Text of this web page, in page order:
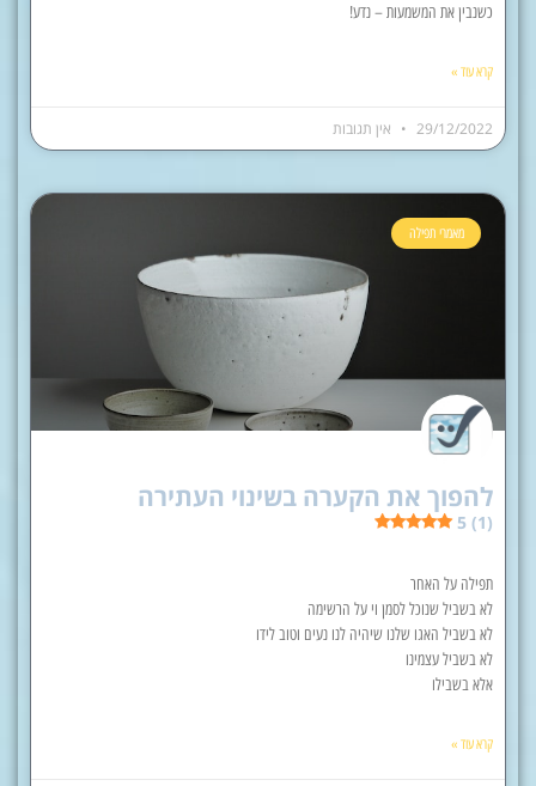
כשנבין את המשמעות – נדע!
קרא עוד »
29/12/2022 אין תגובות
מאמרי תפילה
להפוך את הקערה בשינוי העתירה
5 (1)
תפילה על האחר
לא בשביל שנוכל לסמן וי על הרשימה
לא בשביל האגו שלנו שיהיה לנו נעים וטוב לידו
לא בשביל עצמינו
אלא בשבילו
קרא עוד »